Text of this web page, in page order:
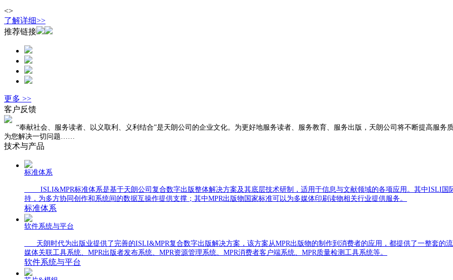
<>
了解详细>>
推荐链接
更多 >>
客户反馈
“奉献社会、服务读者、以义取利、义利结合”是天朗公司的企业文化。为更好地服务读者、服务教育、服务出版，天朗公司将不断提高服务
为您解决一切问题……
技术与产品
标准体系
ISLI&MPR标准体系是基于天朗公司复合数字出版整体解决方案及其底层技术研制，适用于信息与文献领域的各项应用。其中ISLI国
持，为多方协同创作和系统间的数据互操作提供支撑；其中MPR出版物国家标准可以为多媒体印刷读物相关行业提供服务。
标准体系
软件系统与平台
天朗时代为出版业提供了完善的ISLI&MPR复合数字出版解决方案，该方案从MPR出版物的制作到消费者的应用，都提供了一整套的
媒体关联工具系统、MPR出版者发布系统、MPR资源管理系统、MPR消费者客户端系统、MPR质量检测工具系统等。
软件系统与平台